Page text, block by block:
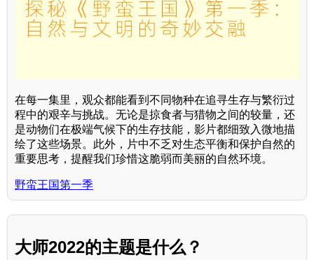
在每一集里，观众都能看到不同物种在追寻生存与繁衍过
程中的艰辛与挑战。无论是掠食者与猎物之间的较量，还
是动物们在极端气候下的生存技能，影片都细致入微地描
绘了这些场景。此外，片中不乏对生态平衡和保护自然的
重要思考，提醒我们珍惜这脆弱而美丽的自然环境。
野蛮王国第一季
大师2022的主题是什么？